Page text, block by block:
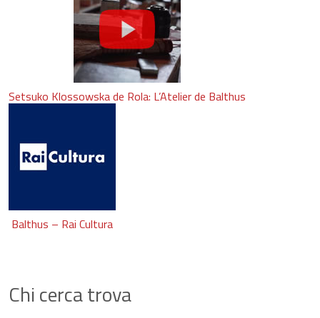
Setsuko Klossowska de Rola: L’Atelier de Balthus
Balthus – Rai Cultura
Chi cerca trova